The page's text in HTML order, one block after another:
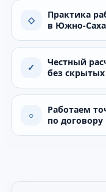
◇
Практика
в Южно-
✓
Честный
без
○
Работаем
по договору